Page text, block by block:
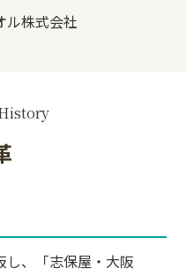
ル株式会社
し、「志保屋・大阪